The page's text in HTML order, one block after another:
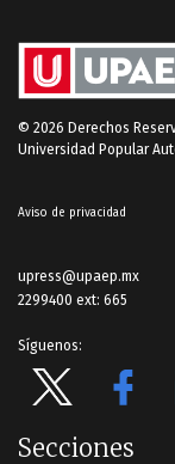
© 2026 Derechos
Universidad Popular
Aviso de privacidad
upress@upaep.mx
2299400 ext: 665
Síguenos:
Secciones